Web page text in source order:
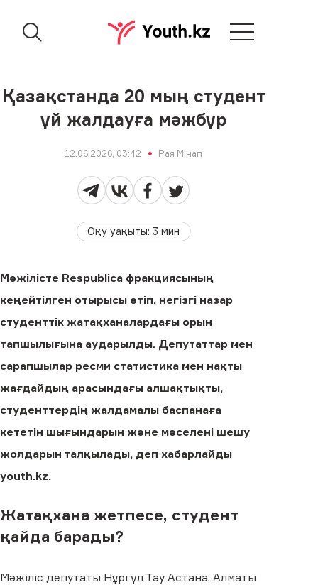
Қазақстанда 20 мың студент
үй жалдауға мәжбүр
12.06.2026, 03:42 Рая Мінап
Оқу уақыты:3 мин
Мәжілісте Respublica фракциясының
кеңейтілген отырысы өтіп, негізгі назар
студенттік жатақханалардағы орын
тапшылығына аударылды. Депутаттар мен
сарапшылар ресми статистика мен нақты
жағдайдың арасындағы алшақтықты,
студенттердің жалдамалы баспанаға
кететін шығындарын және мәселені шешу
жолдарын талқылады, деп хабарлайды
youth.kz.
Жатақхана жетпесе, студент
қайда барады?
Мәжіліс депутаты Нұргүл Тау Астана, Алматы